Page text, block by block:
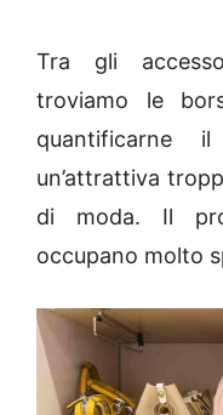
Tra gli
troviamo le
quantificarne il
un’attrattiva
di moda. Il
occupano molto